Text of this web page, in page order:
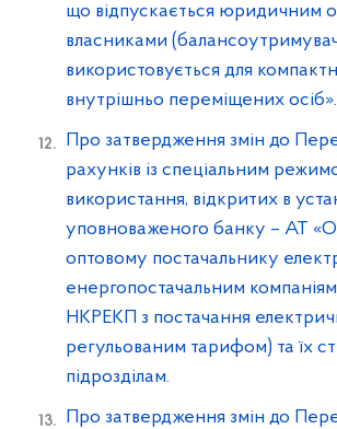
що відпускається юридичним
власниками
використовується для
внутрішньо переміщених осіб».
Про затвердження змін до
рахунків із спеціальним
використання, відкритих в
уповноваженого банку – АТ
оптовому постачальнику
енергопостачальним компаніям
НКРЕКП з постачання
регульованим тарифом) та їх
підрозділам.
Про затвердження змін до